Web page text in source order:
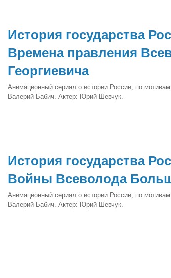
История государства
Времена правления
Георгиевича
Анимационный сериал о истории России, по
Валерий Бабич. Актер: Юрий Шевчук.
История государства
Войны Всеволода
Анимационный сериал о истории России, по
Валерий Бабич. Актер: Юрий Шевчук.